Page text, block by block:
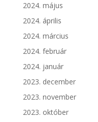
2024. május
2024. április
2024. március
2024. február
2024. január
2023. december
2023. november
2023. október